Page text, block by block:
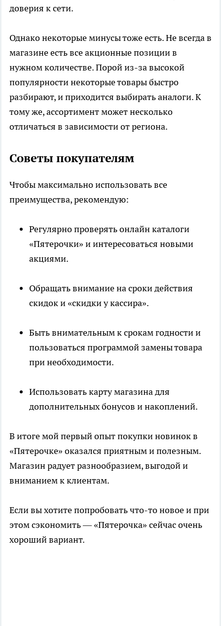
доверия к сети.
Однако некоторые минусы тоже есть. Не всегда в
магазине есть все акционные позиции в
нужном количестве. Порой из-за высокой
популярности некоторые товары быстро
разбирают, и приходится выбирать аналоги. К
тому же, ассортимент может несколько
отличаться в зависимости от региона.
Советы покупателям
Чтобы максимально использовать все
преимущества, рекомендую:
Регулярно проверять онлайн каталоги
«Пятерочки» и интересоваться новыми
акциями.
Обращать внимание на сроки действия
скидок и «скидки у кассира».
Быть внимательным к срокам годности и
пользоваться программой замены товара
при необходимости.
Использовать карту магазина для
дополнительных бонусов и накоплений.
В итоге мой первый опыт покупки новинок в
«Пятерочке» оказался приятным и полезным.
Магазин радует разнообразием, выгодой и
вниманием к клиентам.
Если вы хотите попробовать что-то новое и при
этом сэкономить — «Пятерочка» сейчас очень
хороший вариант.